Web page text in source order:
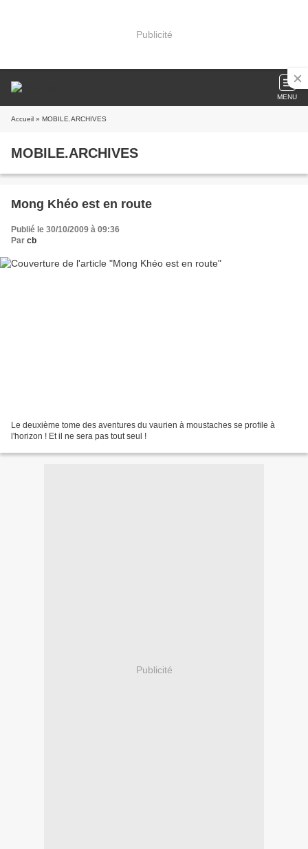
Publicité
MENU
Accueil » MOBILE.ARCHIVES
MOBILE.ARCHIVES
Mong Khéo est en route
Publié le 30/10/2009 à 09:36
Par cb
Le deuxième tome des aventures du vaurien à moustaches se profile à
l'horizon ! Et il ne sera pas tout seul !
Publicité